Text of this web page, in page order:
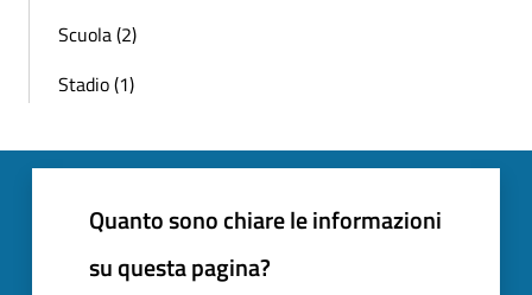
Scuola (2)
Stadio (1)
Quanto sono chiare le informazioni
su questa pagina?